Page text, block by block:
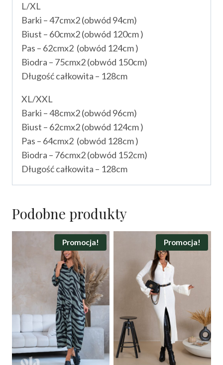
L/XL
Barki – 47cmx2 (obwód 94cm)
Biust – 60cmx2 (obwód 120cm )
Pas – 62cmx2 (obwód 124cm )
Biodra – 75cmx2 (obwód 150cm)
Długość całkowita – 128cm
XL/XXL
Barki – 48cmx2 (obwód 96cm)
Biust – 62cmx2 (obwód 124cm )
Pas – 64cmx2 (obwód 128cm )
Biodra – 76cmx2 (obwód 152cm)
Długość całkowita – 128cm
Podobne produkty
Promocja! Promocja!